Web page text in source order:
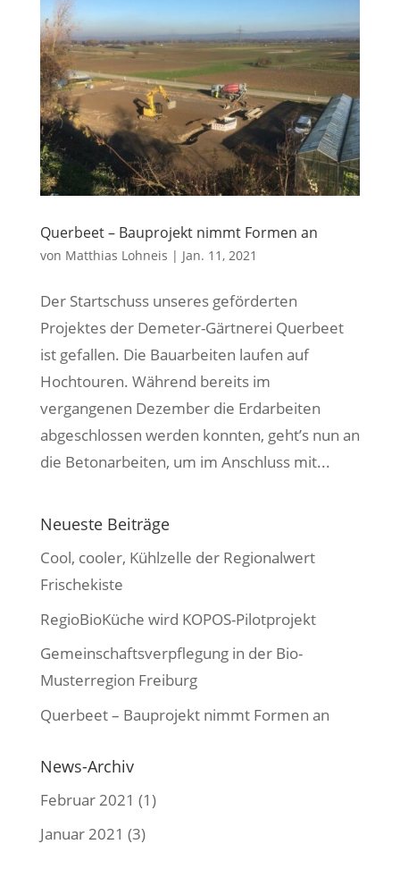
Querbeet – Bauprojekt nimmt Formen an
von Matthias Lohneis | Jan. 11, 2021
Der Startschuss unseres geförderten
Projektes der Demeter-Gärtnerei Querbeet
ist gefallen. Die Bauarbeiten laufen auf
Hochtouren. Während bereits im
vergangenen Dezember die Erdarbeiten
abgeschlossen werden konnten, geht’s nun an
die Betonarbeiten, um im Anschluss mit...
Neueste Beiträge
Cool, cooler, Kühlzelle der Regionalwert
Frischekiste
RegioBioKüche wird KOPOS-Pilotprojekt
Gemeinschaftsverpflegung in der Bio-
Musterregion Freiburg
Querbeet – Bauprojekt nimmt Formen an
News-Archiv
Februar 2021 (1)
Januar 2021 (3)